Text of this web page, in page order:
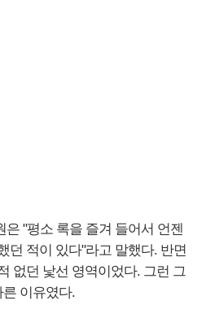
"평소 록을 즐겨 들어서 언젠
던 적이 있다"라고 말했다. 반면
없던 낯선 영역이었다. 그런 그
른 이유였다.